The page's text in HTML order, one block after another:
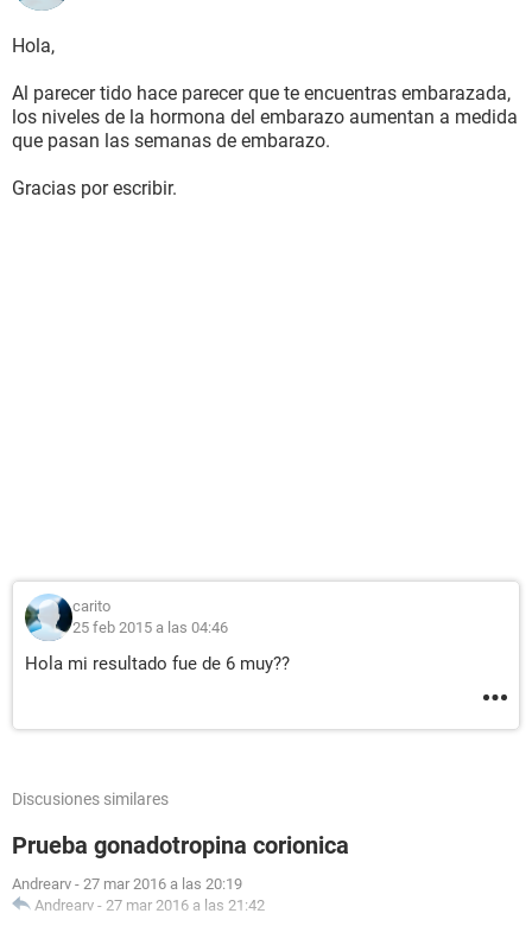
Hola,
Al parecer tido hace parecer que te encuentras embarazada,
los niveles de la hormona del embarazo aumentan a medida
que pasan las semanas de embarazo.
Gracias por escribir.
carito
25 feb 2015 a las 04:46
Hola mi resultado fue de 6 muy??
Discusiones similares
Prueba gonadotropina corionica
Andrearv - 27 mar 2016 a las 20:19
Andrearv - 27 mar 2016 a las 21:42